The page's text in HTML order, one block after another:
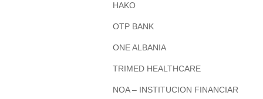
HAKO
OTP BANK
ONE ALBANIA
TRIMED HEALTHCARE
NOA – INSTITUCION FINANCIAR